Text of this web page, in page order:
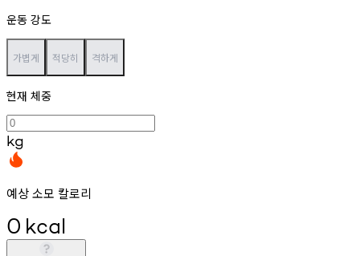
운동 강도
가볍게 적당히 격하게
현재 체중
kg
예상 소모 칼로리
0 kcal